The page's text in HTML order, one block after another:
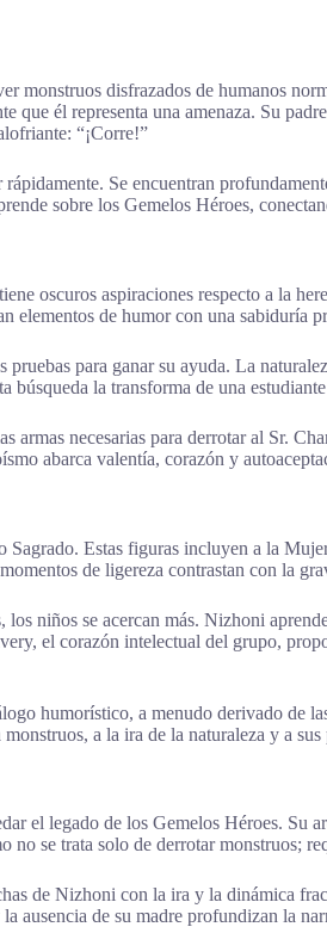
monstruos disfrazados de humanos
él representa una amenaza. Su
“¡Corre!”
Se encuentran
sobre los Gemelos Héroes,
oscuros aspiraciones respecto a la
elementos de humor con una sabiduría
para ganar su ayuda. La
la transforma de una
armas necesarias para derrotar al Sr.
abarca valentía, corazón y
Estas figuras incluyen a la
de ligereza contrastan con la
los niños se acercan más. Nizhoni
el corazón intelectual del grupo,
humorístico, a menudo derivado de
a la ira de la naturaleza y a
el legado de los Gemelos Héroes. Su
se trata solo de derrotar monstruos;
de Nizhoni con la ira y la dinámica
ausencia de su madre profundizan la